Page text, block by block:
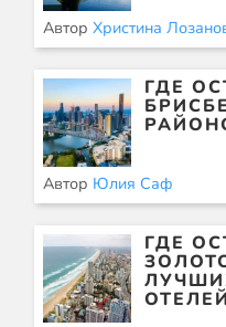
Автор Христина
ГДЕ
Автор Юлия Саф
ГДЕ